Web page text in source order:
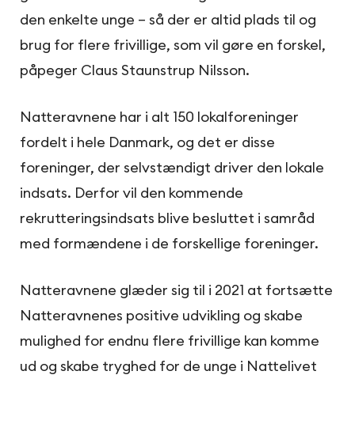
den enkelte unge – så der er altid plads til og
brug for flere frivillige, som vil gøre en forskel,
påpeger Claus Staunstrup Nilsson.
Natteravnene har i alt 150 lokalforeninger
fordelt i hele Danmark, og det er disse
foreninger, der selvstændigt driver den lokale
indsats. Derfor vil den kommende
rekrutteringsindsats blive besluttet i samråd
med formændene i de forskellige foreninger.
Natteravnene glæder sig til i 2021 at fortsætte
Natteravnenes positive udvikling og skabe
mulighed for endnu flere frivillige kan komme
ud og skabe tryghed for de unge i Nattelivet